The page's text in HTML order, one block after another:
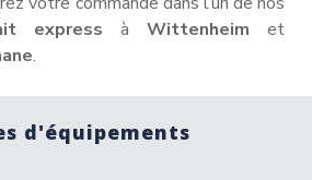
express à Wittenheim et
.
d'équipements